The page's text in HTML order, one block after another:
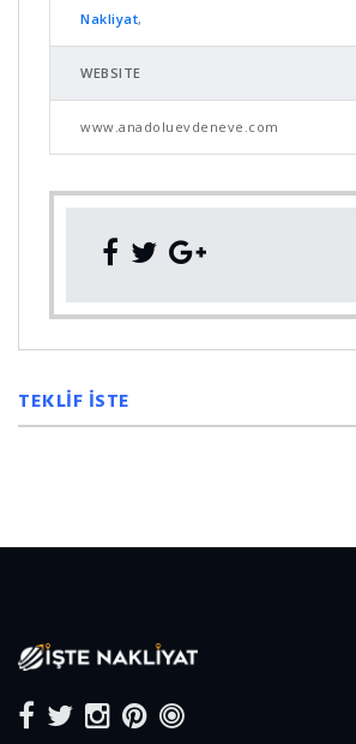
Nakliyat,
WEBSITE
www.anadoluevdeneve.com
TEKLİF İSTE